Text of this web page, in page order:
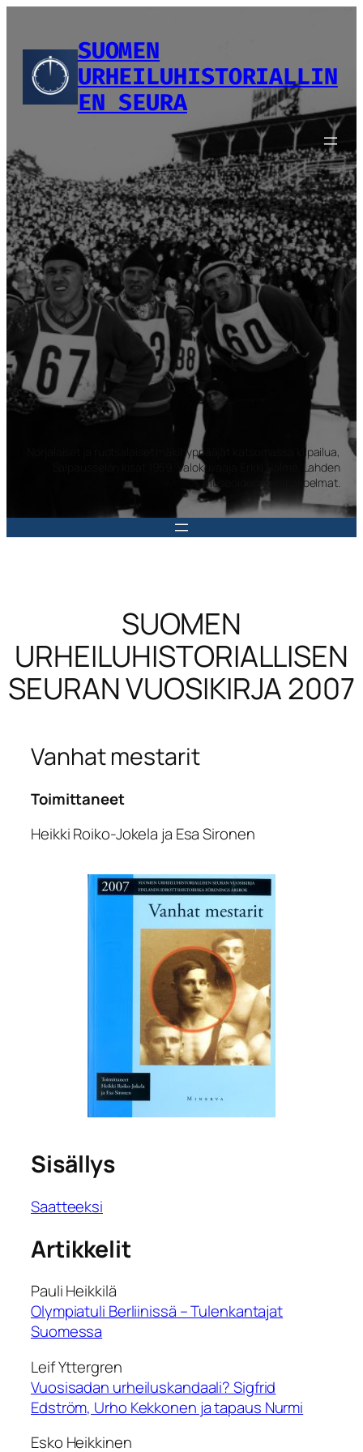
SUOMEN
URHEILUHISTORIALLIN
EN SEURA
Norjalaiset ja ruotsalaiset mäkihyppääjät katsomassa kilpailua,
Salpausselän kisat 1959. Valokuvaaja Erkki Halme. Lahden
museoiden kuvakokoelmat.
SUOMEN
URHEILUHISTORIALLISEN
SEURAN VUOSIKIRJA 2007
Vanhat mestarit
Toimittaneet
Heikki Roiko-Jokela ja Esa Sironen
Sisällys
Saatteeksi
Artikkelit
Pauli Heikkilä
Olympiatuli Berliinissä – Tulenkantajat
Suomessa
Leif Yttergren
Vuosisadan urheiluskandaali? Sigfrid
Edström, Urho Kekkonen ja tapaus Nurmi
Esko Heikkinen